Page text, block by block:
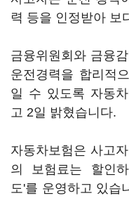
력 등을 인정받아 보
금융위원회와 금융
운전경력을 합리적
일 수 있도록 자동
고 2일 밝혔습니다.
자동차보험은 사고
의 보험료는 할인하
도'를 운영하고 있습